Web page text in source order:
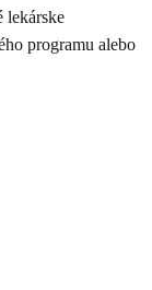
lekárske
programu alebo